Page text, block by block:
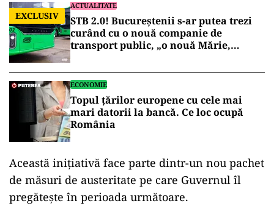
EXCLUSIV
ACTUALITATE
STB 2.0! Bucureștenii s-ar putea trezi
curând cu o nouă companie de
transport public, „o nouă Mărie,
ECONOMIE
Topul țărilor europene cu cele mai
mari datorii la bancă. Ce loc ocupă
România
Această inițiativă face parte dintr-un nou pachet
de măsuri de austeritate pe care Guvernul îl
pregătește în perioada următoare.